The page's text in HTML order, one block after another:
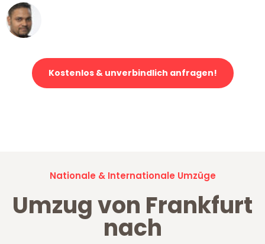
Kostenlos & unverbindlich anfragen!
Nationale & Internationale Umzüge
Umzug von Frankfurt
nach